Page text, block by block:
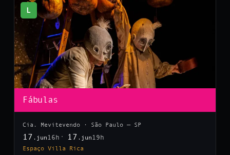
L
Fábulas
Cia. Mevitevendo · São Paulo — SP
17 .jun 16h 17 .jun 19h
Espaço Villa Rica